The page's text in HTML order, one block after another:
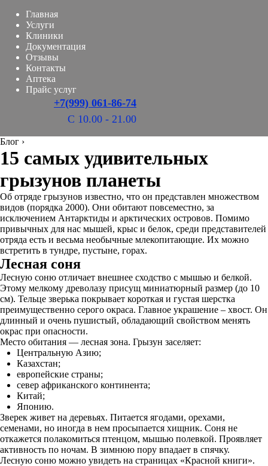
Главная
Услуги
Клиники
Документация
Отзывы
Контакты
Аптека
Прайс услуг
+7(999) 061-86-74
С 10.00 - 21.00
Блог ›
15 самых удивительных
грызунов планеты
Об отряде грызунов известно, что он представлен множеством
видов (порядка 2000). Они обитают повсеместно, за
исключением Антарктиды и арктических островов. Помимо
привычных для нас мышей, крыс и белок, среди представителей
отряда есть и весьма необычные млекопитающие. Их можно
встретить в тундре, пустыне, горах.
Лесная соня
Лесную соню отличает внешнее сходство с мышью и белкой.
Этому мелкому древолазу присущ миниатюрный размер (до 10
см). Тельце зверька покрывает короткая и густая шерстка
преимущественно серого окраса. Главное украшение – хвост. Он
длинный и очень пушистый, обладающий свойством менять
окрас при опасности.
Место обитания — лесная зона. Грызун заселяет:
Центральную Азию;
Казахстан;
европейские страны;
север африканского континента;
Китай;
Японию.
Зверек живет на деревьях. Питается ягодами, орехами,
семенами, но иногда в нем просыпается хищник. Соня не
откажется полакомиться птенцом, мышью полевкой. Проявляет
активность по ночам. В зимнюю пору впадает в спячку.
Лесную соню можно увидеть на страницах «Красной книги».